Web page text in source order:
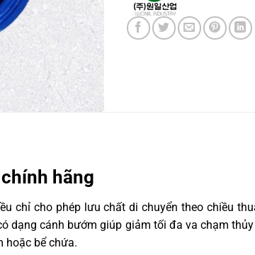
hãng
chỉ cho phép lưu chất di chuyển theo chiều
dạng cánh bướm giúp giảm tối đa va chạm
hoặc bể chứa.